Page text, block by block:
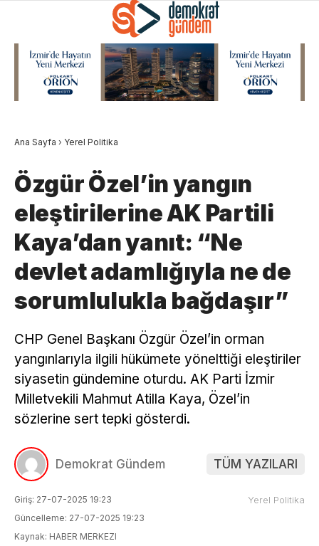
Ana Sayfa › Yerel Politika
Özgür Özel’in yangın
eleştirilerine AK Partili
Kaya’dan yanıt: “Ne
devlet adamlığıyla ne de
sorumlulukla bağdaşır”
CHP Genel Başkanı Özgür Özel’in orman
yangınlarıyla ilgili hükümete yönelttiği eleştiriler
siyasetin gündemine oturdu. AK Parti İzmir
Milletvekili Mahmut Atilla Kaya, Özel’in
sözlerine sert tepki gösterdi.
Demokrat Gündem TÜM YAZILARI
Giriş: 27-07-2025 19:23
Güncelleme: 27-07-2025 19:23
Kaynak: HABER MERKEZI
Yerel Politika